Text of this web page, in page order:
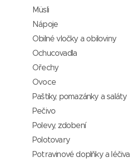
Müsli
Nápoje
Obilné vločky a obiloviny
Ochucovadla
Ořechy
Ovoce
Paštiky, pomazánky a saláty
Pečivo
Polevy, zdobení
Polotovary
Potravinové doplňky a léčiva